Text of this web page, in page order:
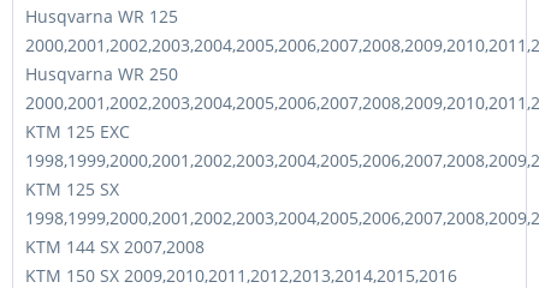
Husqvarna WR 125
Husqvarna WR 250
KTM 125 EXC
KTM 125 SX
KTM 144 SX 2007,2008
KTM 150 SX 2009,2010,2011,2012,2013,2014,2015,2016